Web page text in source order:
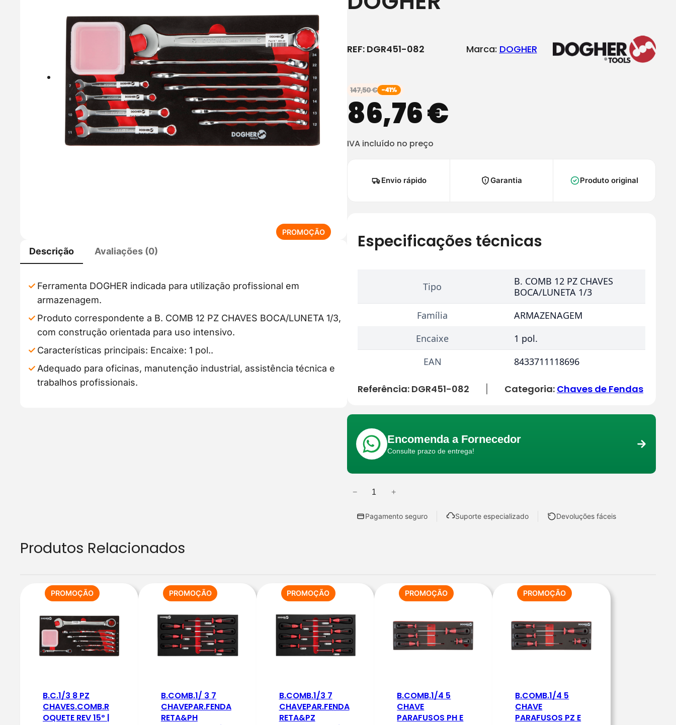
PROMOÇÃOP
M
M
Descrição Avaliações (0)
Ferramenta DOGHER indicada para utilização profissional em
armazenagem.
Produto correspondente a B. COMB 12 PZ CHAVES BOCA/LUNETA 1/3,
com construção orientada para uso intensivo.
Características principais: Encaixe: 1 pol..
Adequado para oficinas, manutenção industrial, assistência técnica e
trabalhos profissionais.
REF: DGR451-082 Marca: DOGHER
147,50€ -41%
86,76€
IVA incluído no preço
Envio rápido Garantia Produto original
Especificações técnicas
Tipo
B. COMB 12 PZ CHAVES
BOCA/LUNETA 1/3
Família
ARMAZENAGEM
Encaixe
1 pol.
EAN
8433711118696
Referência: DGR451-082 Categoria: Chaves de Fendas
Encomenda a Fornecedor
Consulte prazo de entrega!
Q
e
d
e
O
− +
Pagamento seguro Suporte especializado Devoluções fáceis
Produtos Relacionados
PROMOÇÃOPRODUTO
EM
PROMOÇÃO
B.C.1/3 8 PZ
CHAVES.COMB.R
OQUETE REV 15º |
PROMOÇÃOPRODUTO
EM
PROMOÇÃO
B.COMB.1/ 3 7
CHAVEPAR.FENDA
RETA&PH
PROMOÇÃOPRODUTO
EM
PROMOÇÃO
B.COMB.1/3 7
CHAVEPAR.FENDA
RETA&PZ
PROMOÇÃOPRODUTO
EM
B.COMB.1/4 5
CHAVE
PARAFUSOS PH E
PROMOÇÃOPRODUTO
EM
B.COMB.1/4 5
CHAVE
PARAFUSOS PZ E